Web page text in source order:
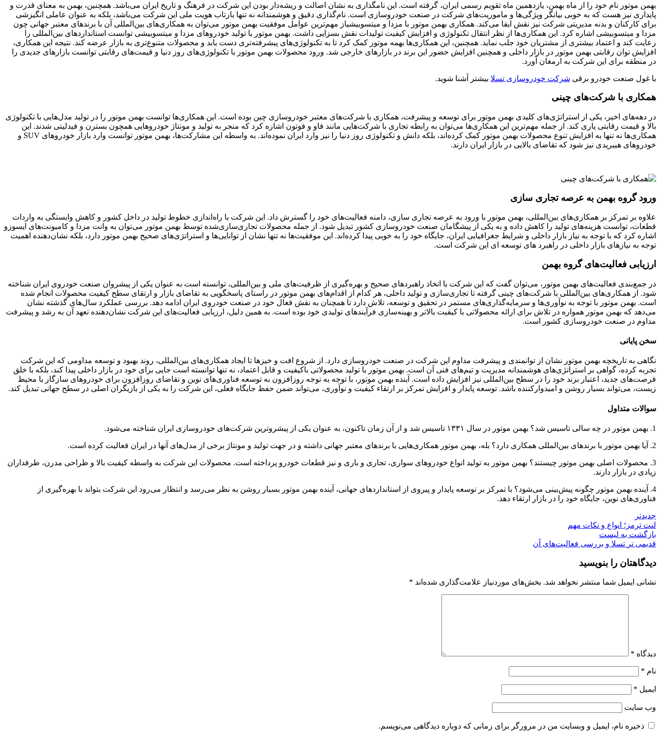
بهمن موتور نام خود را از ماه بهمن، یازدهمین ماه تقویم رسمی ایران، گرفته است. این نامگذاری به نشان اصالت و ریشه‌دار بودن این شرکت در فرهنگ و تاریخ ایران می‌باشد. همچنین، بهمن به معنای قدرت و
پایداری نیز هست که به خوبی بیانگر ویژگی‌ها و ماموریت‌های شرکت در صنعت خودروسازی است. نام‌گذاری دقیق و هوشمندانه نه تنها بازتاب هویت ملی این شرکت می‌باشد، بلکه به عنوان عاملی انگیزشی
برای کارکنان و بدنه مدیریتی شرکت نیز نقش ایفا می‌کند. همکاری بهمن موتور با مزدا و میتسوبیشیاز مهم‌ترین عوامل موفقیت بهمن موتور می‌توان به همکاری‌های بین‌المللی آن با برندهای معتبر جهانی چون
مزدا و میتسوبیشی اشاره کرد. این همکاری‌ها از نظر انتقال تکنولوژی و افزایش کیفیت تولیدات نقش بسزایی داشت. بهمن موتور با تولید خودروهای مزدا و میتسوبیشی توانست استانداردهای بین‌المللی را
رعایت کند و اعتماد بیشتری از مشتریان خود جلب نماید. همچنین، این همکاری‌ها بهمه موتور کمک کرد تا به تکنولوژی‌های پیشرفته‌تری دست یابد و محصولات متنوع‌تری به بازار عرضه کند. نتیجه این همکاری،
افزایش توان رقابتی بهمن موتور در بازار داخلی و همچنین افزایش حضور این برند در بازارهای خارجی شد. ورود محصولات بهمن موتور با تکنولوژی‌های روز دنیا و قیمت‌های رقابتی توانست بازارهای جدیدی را
در منطقه برای این شرکت به ارمغان آورد.
با غول صنعت خودرو برقی شرکت خودروسازی تسلا بیشتر آشنا شوید.
همکاری با شرکت‌های چینی
در دهه‌های اخیر، یکی از استراتژی‌های کلیدی بهمن موتور برای توسعه و پیشرفت، همکاری با شرکت‌های معتبر خودروسازی چین بوده است. این همکاری‌ها توانست بهمن موتور را در تولید مدل‌هایی با تکنولوژی
بالا و قیمت رقابتی یاری کند. از جمله مهم‌ترین این همکاری‌ها می‌توان به رابطه تجاری با شرکت‌هایی مانند فاو و فوتون اشاره کرد که منجر به تولید و مونتاژ خودروهایی همچون بسترن و فیدلیتی شدند. این
همکاری‌ها نه تنها به افزایش تنوع محصولات بهمن موتور کمک کرده‌اند، بلکه دانش و تکنولوژی روز دنیا را نیز وارد ایران نموده‌اند. به واسطه این مشارکت‌ها، بهمن موتور توانست وارد بازار خودروهای SUV و
خودروهای هیبریدی نیز شود که تقاضای بالایی در بازار ایران دارند.
ورود گروه بهمن به عرصه تجاری سازی
علاوه بر تمرکز بر همکاری‌های بین‌المللی، بهمن موتور با ورود به عرصه تجاری سازی، دامنه فعالیت‌های خود را گسترش داد. این شرکت با راه‌اندازی خطوط تولید در داخل کشور و کاهش وابستگی به واردات
قطعات، توانست هزینه‌های تولید را کاهش داده و به یکی از پیشگامان صنعت خودروسازی کشور تبدیل شود. از جمله محصولات تجاری‌سازی‌شده توسط بهمن موتور می‌توان به وانت مزدا و کامیونت‌های ایسوزو
اشاره کرد که با توجه به نیاز بازار داخلی و شرایط جغرافیایی ایران، جایگاه خود را به خوبی پیدا کرده‌اند. این موفقیت‌ها نه تنها نشان از توانایی‌ها و استراتژی‌های صحیح بهمن موتور دارد، بلکه نشان‌دهنده اهمیت
توجه به نیازهای بازار داخلی در راهبرد های توسعه‌ ای این شرکت است.
ارزیابی‌ فعالیت‌های گروه بهمن
در جمع‌بندی فعالیت‌های بهمن موتور، می‌توان گفت که این شرکت با اتخاذ راهبردهای صحیح و بهره‌گیری از ظرفیت‌های ملی و بین‌المللی، توانسته است به عنوان یکی از پیشروان صنعت خودروی ایران شناخته
شود. از همکاری‌های بین‌المللی با شرکت‌های چینی گرفته تا تجاری‌سازی و تولید داخلی، هر کدام از اقدام‌های بهمن موتور در راستای پاسخگویی به تقاضای بازار و ارتقای سطح کیفیت محصولات انجام شده
است. بهمن موتور با توجه به نوآوری‌ها و سرمایه‌گذاری‌های مستمر در تحقیق و توسعه، تلاش دارد تا همچنان به نقش فعال خود در صنعت خودروی ایران ادامه دهد. بررسی عملکرد سال‌های گذشته نشان
می‌دهد که بهمن موتور همواره در تلاش برای ارائه محصولاتی با کیفیت بالاتر و بهینه‌سازی فرآیندهای تولیدی خود بوده است. به همین دلیل، ارزیابی فعالیت‌های این شرکت نشان‌دهنده تعهد آن به رشد و پیشرفت
مداوم در صنعت خودروسازی کشور است.
سخن پایانی
نگاهی به تاریخچه بهمن موتور نشان از توانمندی و پیشرفت مداوم این شرکت در صنعت خودروسازی دارد. از شروع افت و خیزها تا ایجاد همکاری‌های بین‌المللی، روند بهبود و توسعه مداومی که این شرکت
تجربه کرده، گواهی بر استراتژی‌های هوشمندانه مدیریت و تیم‌های فنی آن است. بهمن موتور با تولید محصولاتی باکیفیت و قابل اعتماد، نه تنها توانسته است جایی برای خود در بازار داخلی پیدا کند، بلکه با خلق
فرصت‌های جدید، اعتبار برند خود را در سطح بین‌المللی نیز افزایش داده است. آینده بهمن موتور، با توجه به توجه روزافزون به توسعه فناوری‌های نوین و تقاضای روزافزون برای خودروهای سازگار با محیط
زیست، می‌تواند بسیار روشن و امیدوارکننده باشد. توسعه پایدار و افزایش تمرکز بر ارتقاء کیفیت و نوآوری، می‌تواند ضمن حفظ جایگاه فعلی، این شرکت را به یکی از بازیگران اصلی در سطح جهانی تبدیل کند.
سوالات متداول
1. بهمن موتور در چه سالی تاسیس شد؟ بهمن موتور در سال ۱۳۳۱ تاسیس شد و از آن زمان تاکنون، به عنوان یکی از پیشروترین شرکت‌های خودروسازی ایران شناخته می‌شود.
2. آیا بهمن موتور با برندهای بین‌المللی همکاری دارد؟ بله، بهمن موتور همکاری‌هایی با برندهای معتبر جهانی داشته و در جهت تولید و مونتاژ برخی از مدل‌های آنها در ایران فعالیت کرده است.
3. محصولات اصلی بهمن موتور چیستند؟ بهمن موتور به تولید انواع خودروهای سواری، تجاری و باری و نیز قطعات خودرو پرداخته است. محصولات این شرکت به واسطه کیفیت بالا و طراحی مدرن، طرفداران
زیادی در بازار دارند.
4. آینده بهمن موتور چگونه پیش‌بینی می‌شود؟ با تمرکز بر توسعه پایدار و پیروی از استانداردهای جهانی، آینده بهمن موتور بسیار روشن به نظر می‌رسد و انتظار می‌رود این شرکت بتواند با بهره‌گیری از
فناوری‌های نوین، جایگاه خود را در بازار ارتقاء دهد.
جدیدتر
لنت ترمز؛ انواع و نکات مهم
بازگشت به لیست
قدیمی تر تسلا و بررسی فعالیت‌های آن
دیدگاهتان را بنویسید
نشانی ایمیل شما منتشر نخواهد شد. بخش‌های موردنیاز علامت‌گذاری شده‌اند *
دیدگاه *
نام *
ایمیل *
وب‌ سایت
ذخیره نام، ایمیل و وبسایت من در مرورگر برای زمانی که دوباره دیدگاهی می‌نویسم.